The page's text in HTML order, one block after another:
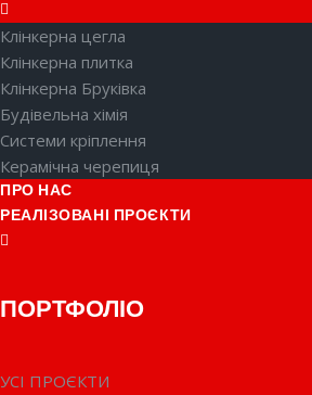
Клінкерна цегла
Клінкерна плитка
Клінкерна Бруківка
Будівельна хімія
Системи кріплення
Керамічна черепиця
ПРО НАС
РЕАЛІЗОВАНІ ПРОЄКТИ
ПОРТФОЛІО
УСІ ПРОЄКТИ